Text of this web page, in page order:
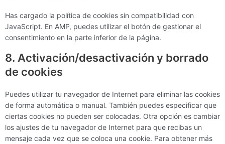
Has cargado la política de cookies sin compatibilidad con
JavaScript. En AMP, puedes utilizar el botón de gestionar el
consentimiento en la parte inferior de la página.
8. Activación/desactivación y borrado
de cookies
Puedes utilizar tu navegador de Internet para eliminar las cookies
de forma automática o manual. También puedes especificar que
ciertas cookies no pueden ser colocadas. Otra opción es cambiar
los ajustes de tu navegador de Internet para que recibas un
mensaje cada vez que se coloca una cookie. Para obtener más